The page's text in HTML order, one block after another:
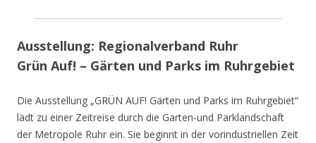
Ausstellung: Regionalverband Ruhr
Grün Auf! – Gärten und Parks im Ruhrgebiet
Die Ausstellung „GRÜN AUF! Gärten und Parks im Ruhrgebiet“
lädt zu einer Zeitreise durch die Garten-und Parklandschaft
der Metropole Ruhr ein. Sie beginnt in der vorindustriellen Zeit